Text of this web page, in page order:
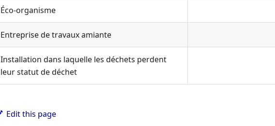
Éco-organisme
Entreprise de travaux amiante
Installation dans laquelle les déchets perdent
leur statut de déchet
Edit this page